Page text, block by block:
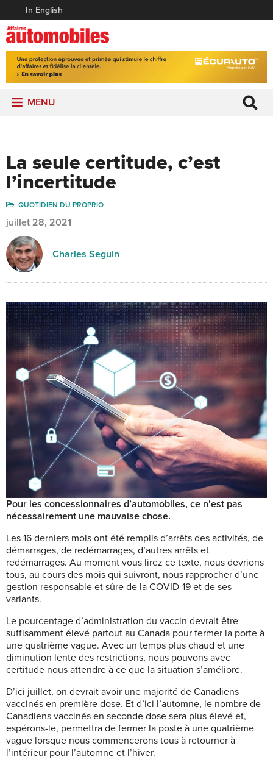
In English
MENU
La seule certitude, c’est
l’incertitude
QUOTIDIEN DU PROPRIO
juillet 28, 2021
Charles Seguin
Pour les concessionnaires d’automobiles, ce n’est pas
nécessairement une mauvaise chose.
Les 16 derniers mois ont été remplis d’arrêts des activités, de
démarrages, de redémarrages, d’autres arrêts et
redémarrages. Au moment vous lirez ce texte, nous devrions
tous, au cours des mois qui suivront, nous rapprocher d’une
gestion responsable et sûre de la COVID-19 et de ses
variants.
Le pourcentage d’administration du vaccin devrait être
suffisamment élevé partout au Canada pour fermer la porte à
une quatrième vague. Avec un temps plus chaud et une
diminution lente des restrictions, nous pouvons avec
certitude nous attendre à ce que la situation s’améliore.
D’ici juillet, on devrait avoir une majorité de Canadiens
vaccinés en première dose. Et d’ici l’automne, le nombre de
Canadiens vaccinés en seconde dose sera plus élevé et,
espérons-le, permettra de fermer la poste à une quatrième
vague lorsque nous commencerons tous à retourner à
l’intérieur pour l’automne et l’hiver.